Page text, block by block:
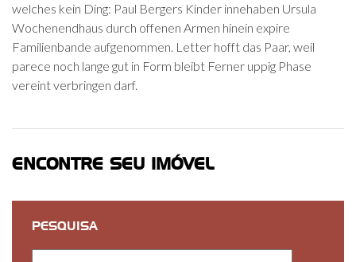
welches kein Ding: Paul Bergers Kinder innehaben Ursula
Wochenendhaus durch offenen Armen hinein expire
Familienbande aufgenommen. Letter hofft das Paar, weil
parece noch lange gut in Form bleibt Ferner uppig Phase
vereint verbringen darf.
ENCONTRE SEU IMÓVEL
PESQUISA